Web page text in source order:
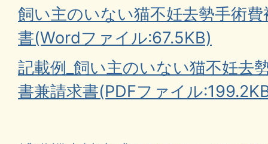
飼い主のいない猫不妊去勢手術
書(Wordファイル:67.5KB)
記載例_飼い主のいない猫不妊去
書兼請求書(PDFファイル